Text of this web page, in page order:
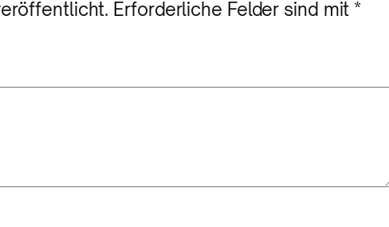
Erforderliche Felder sind mit *